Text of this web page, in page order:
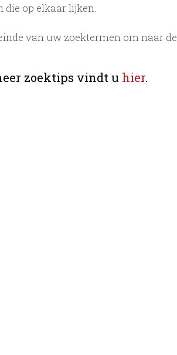
op elkaar lijken.
van uw zoektermen om naar de
zoektips vindt u hier.